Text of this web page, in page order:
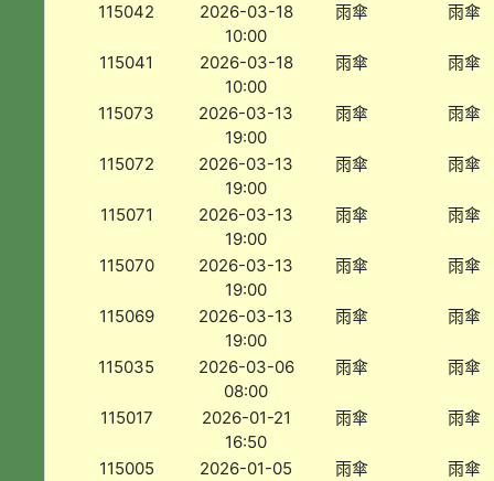
115042
2026-03-18
10:00
雨傘 雨傘
115041
2026-03-18
10:00
雨傘 雨傘
115073
2026-03-13
19:00
雨傘 雨傘
115072
2026-03-13
19:00
雨傘 雨傘
115071
2026-03-13
19:00
雨傘 雨傘
115070
2026-03-13
19:00
雨傘 雨傘
115069
2026-03-13
19:00
雨傘 雨傘
115035
2026-03-06
08:00
雨傘 雨傘
115017
2026-01-21
16:50
雨傘 雨傘
115005
2026-01-05
雨傘 雨傘